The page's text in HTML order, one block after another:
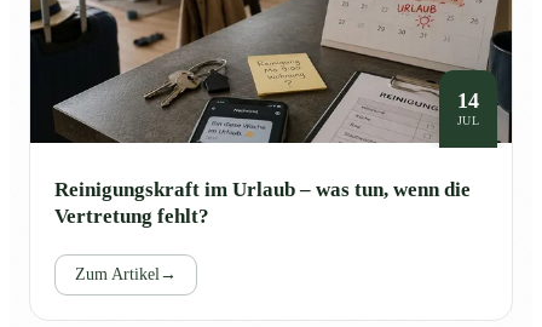
14
JUL
Reinigungskraft im Urlaub – was tun, wenn die
Vertretung fehlt?
Zum Artikel →